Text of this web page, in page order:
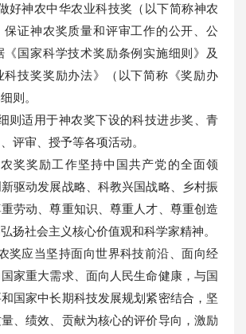
好神农中华农业科技奖（以下简称神农
保证神农奖质量和评审工作的公开、公
《国家科学技术奖励条例实施细则》及
科技奖奖励办法》（以下简称《奖励办
则。
则适用于神农奖下设的科技进步奖、青
评审、授予等各项活动。
奖奖励工作坚持中国共产党的全面领
驱动发展战略、科教兴国战略、乡村振
劳动、尊重知识、尊重人才、尊重创造
扬社会主义核心价值观和科学家精神。
奖应当坚持面向世界科技前沿、面向经
家重大需求、面向人民生命健康，与国
国家中长期科技发展规划紧密结合，坚
、绩效、贡献为核心的评价导向，激励